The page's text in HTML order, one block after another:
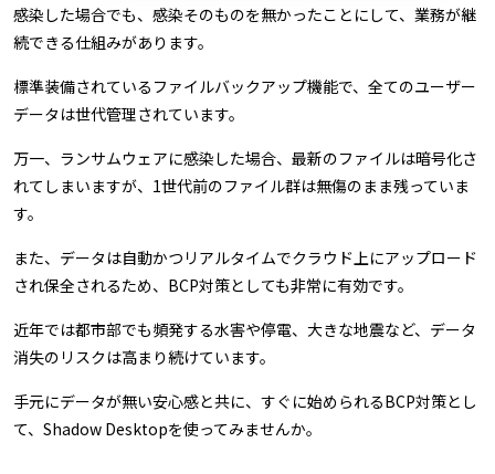
感染した場合でも、感染そのものを無かったことにして、業務が継
続できる仕組みがあります。
標準装備されているファイルバックアップ機能で、全てのユーザー
データは世代管理されています。
万一、ランサムウェアに感染した場合、最新のファイルは暗号化さ
れてしまいますが、1世代前のファイル群は無傷のまま残っていま
す。
また、データは自動かつリアルタイムでクラウド上にアップロード
され保全されるため、BCP対策としても非常に有効です。
近年では都市部でも頻発する水害や停電、大きな地震など、データ
消失のリスクは高まり続けています。
手元にデータが無い安心感と共に、すぐに始められるBCP対策とし
て、Shadow Desktopを使ってみませんか。